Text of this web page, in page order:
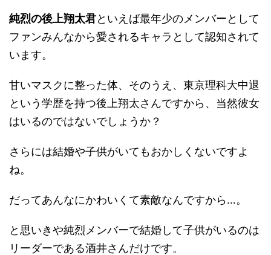
純烈の後上翔太君といえば最年少のメンバーとして
ファンみんなから愛されるキャラとして認知されて
います。
甘いマスクに整った体、そのうえ、東京理科大中退
という学歴を持つ後上翔太さんですから、当然彼女
はいるのではないでしょうか？
さらには結婚や子供がいてもおかしくないですよ
ね。
だってあんなにかわいくて素敵なんですから…。
と思いきや純烈メンバーで結婚して子供がいるのは
リーダーである酒井さんだけです。